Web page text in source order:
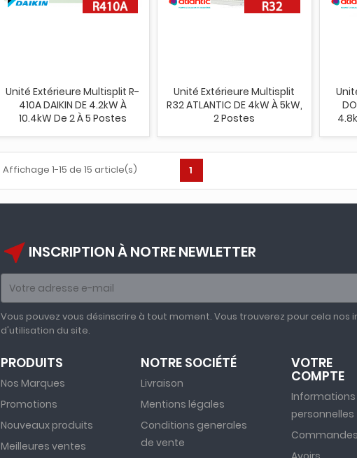
Unité Extérieure Multisplit R-
410A DAIKIN DE 4.2kW À
10.4kW De 2 À 5 Postes
Unité Extérieure Multisplit
R32 ATLANTIC DE 4kW À 5kW,
2 Postes
Affichage 1-15 de 15 article(s) 1
near_me INSCRIPTION À NOTRE NEWLETTER
Vous pouvez vous désinscrire à tout moment. Vous trouverez pour cela
d'utilisation du site.
PRODUITS
Nos Marques
Promotions
Nouveaux produits
Meilleures ventes
NOTRE SOCIÉTÉ
Livraison
Mentions légales
Conditions generales
de vente
VOTRE
COMPTE
Informations
personnelles
Commandes